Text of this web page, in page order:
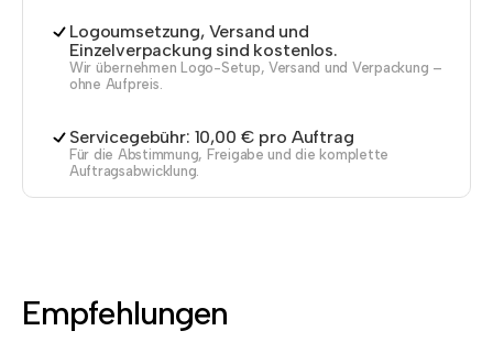
Logoumsetzung, Versand und
Einzelverpackung sind kostenlos.
Wir übernehmen Logo-Setup, Versand und Verpackung –
ohne Aufpreis.
Servicegebühr: 10,00 € pro Auftrag
Für die Abstimmung, Freigabe und die komplette
Auftragsabwicklung.
Empfehlungen